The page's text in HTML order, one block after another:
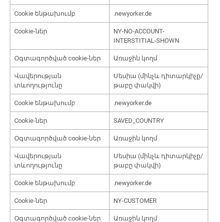
Cookie ենթախումբ .newyorker.de
Cookie-ներ
NY-NO-ACCOUNT-
INTERSTITIAL-SHOWN
Օգտագործված cookie-ներ Առաջին կողմ
Վավերության
տևողությունը
Սեսիա (մինչև դիտարկիչը/
թաբը փակվի)
Cookie ենթախումբ .newyorker.de
Cookie-ներ SAVED_COUNTRY
Օգտագործված cookie-ներ Առաջին կողմ
Վավերության
տևողությունը
Սեսիա (մինչև դիտարկիչը/
թաբը փակվի)
Cookie ենթախումբ .newyorker.de
Cookie-ներ NY-CUSTOMER
Օգտագործված cookie-ներ Առաջին կողմ